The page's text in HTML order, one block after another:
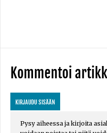
Kommentoi
KIRJAUDU SISÄÄN
Pysy aiheessa ja kirjoita